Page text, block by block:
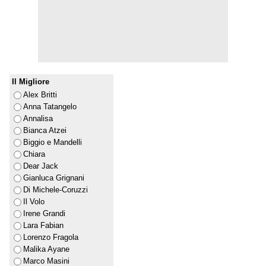
Il Migliore
Alex Britti
Anna Tatangelo
Annalisa
Bianca Atzei
Biggio e Mandelli
Chiara
Dear Jack
Gianluca Grignani
Di Michele-Coruzzi
Il Volo
Irene Grandi
Lara Fabian
Lorenzo Fragola
Malika Ayane
Marco Masini